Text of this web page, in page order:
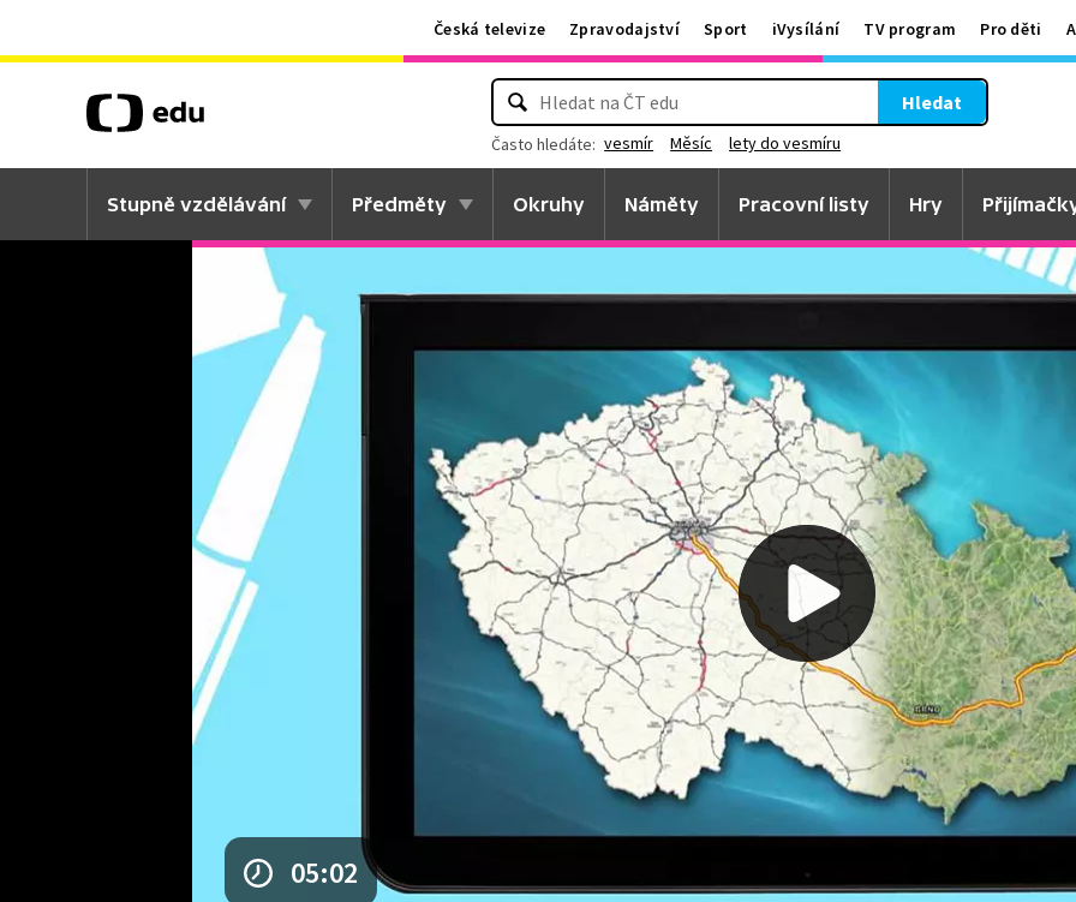
Česká televize Zpravodajství Sport iVysílání TV program Pro děti
Hledat
Často hledáte: vesmír Měsíc lety do vesmíru
Stupně vzdělávání Předměty Okruhy Náměty Pracovní listy Hry
05:02